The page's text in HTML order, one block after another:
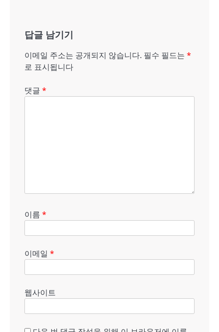
답글 남기기
이메일 주소는 공개되지 않습니다. 필수 필드는 *
로 표시됩니다
댓글 *
이름 *
이메일 *
웹사이트